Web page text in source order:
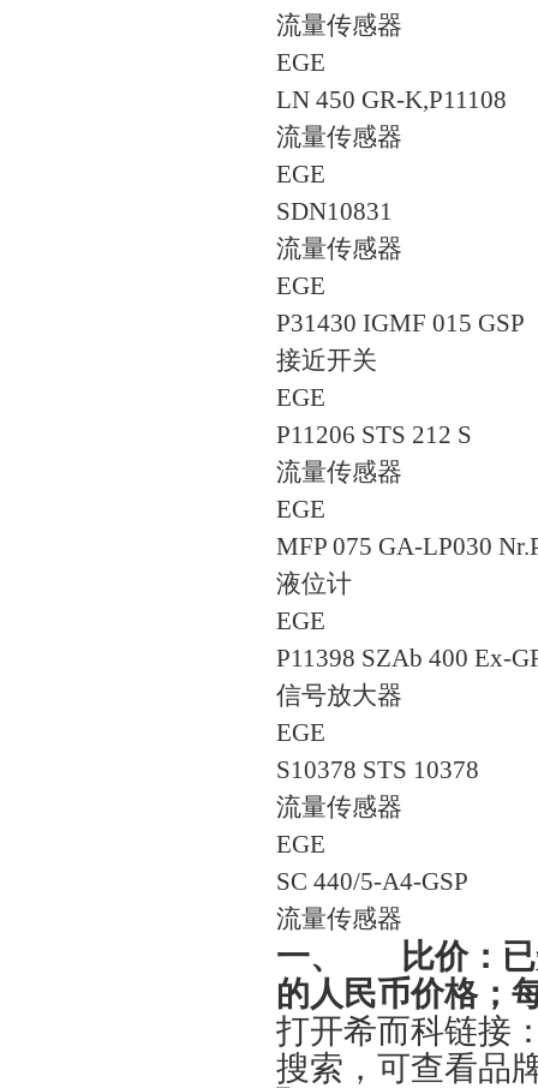
流量传感器
EGE
LN 450 GR-K,P11108
流量传感器
EGE
SDN10831
流量传感器
EGE
P31430 IGMF 015 GSP
接近开关
EGE
P11206 STS 212 S
流量传感器
EGE
MFP 075 GA-LP030
液位计
EGE
P11398 SZAb 400 Ex-
信号放大器
EGE
S10378 STS 10378
流量传感器
EGE
SC 440/5-A4-GSP
流量传感器
一、
比价：
的人民币价格；
打开希而科链接
搜索，可查看品